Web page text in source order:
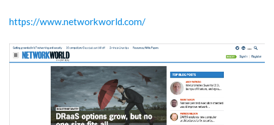
https://www.networkworld.com/